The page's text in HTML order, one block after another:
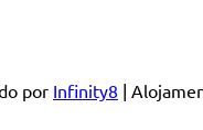
por Infinity8 |